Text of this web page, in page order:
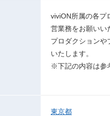
viviON所属の各プ
営業務をお願いい
プロダクションや
いたします。
※下記の内容は参
東京都